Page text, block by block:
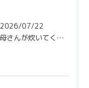
2026/07/22
お母さんが炊いてくれた稚鮎の甘露煮❣️